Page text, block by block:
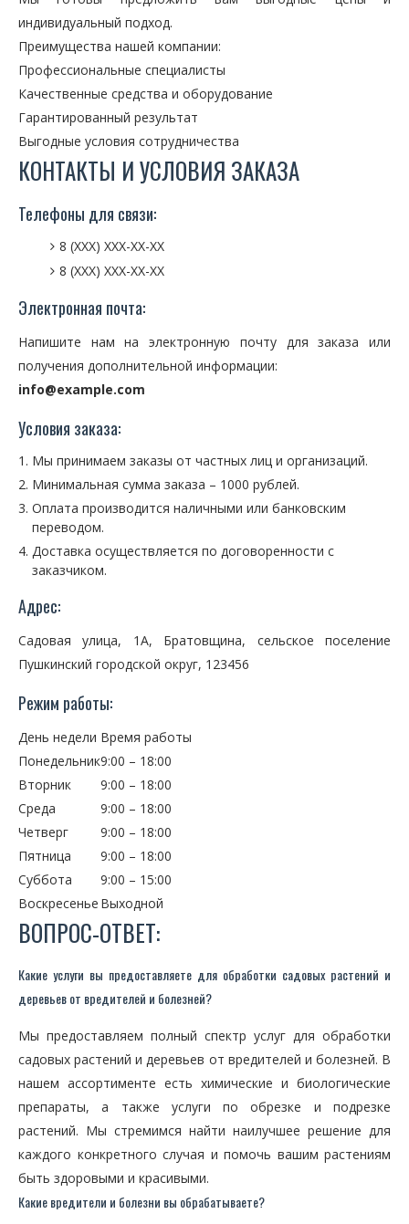
индивидуальный подход.
Преимущества нашей компании:
Профессиональные специалисты
Качественные средства и оборудование
Гарантированный результат
Выгодные условия сотрудничества
КОНТАКТЫ И УСЛОВИЯ ЗАКАЗА
Телефоны для связи:
8 (XXX) XXX-XX-XX
8 (XXX) XXX-XX-XX
Электронная почта:
Напишите нам на электронную почту для заказа или
получения дополнительной информации:
info@example.com
Условия заказа:
Мы принимаем заказы от частных лиц и организаций.
Минимальная сумма заказа – 1000 рублей.
Оплата производится наличными или банковским
переводом.
Доставка осуществляется по договоренности с
заказчиком.
Адрес:
Садовая улица, 1А, Братовщина, сельское поселение
Пушкинский городской округ, 123456
Режим работы:
День недели Время работы
Понедельник9:00 – 18:00
Вторник
9:00 – 18:00
Среда
9:00 – 18:00
Четверг
9:00 – 18:00
Пятница
9:00 – 18:00
Суббота
9:00 – 15:00
Воскресенье Выходной
ВОПРОС-ОТВЕТ:
Какие услуги вы предоставляете для обработки садовых растений и
деревьев от вредителей и болезней?
Мы предоставляем полный спектр услуг для обработки
садовых растений и деревьев от вредителей и болезней. В
нашем ассортименте есть химические и биологические
препараты, а также услуги по обрезке и подрезке
растений. Мы стремимся найти наилучшее решение для
каждого конкретного случая и помочь вашим растениям
быть здоровыми и красивыми.
Какие вредители и болезни вы обрабатываете?